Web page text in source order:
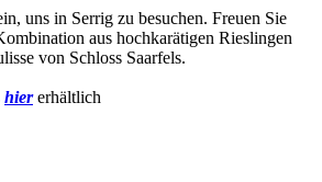
uns in Serrig zu besuchen. Freuen Sie
aus hochkarätigen Rieslingen
von Schloss Saarfels.
hiererhältlich